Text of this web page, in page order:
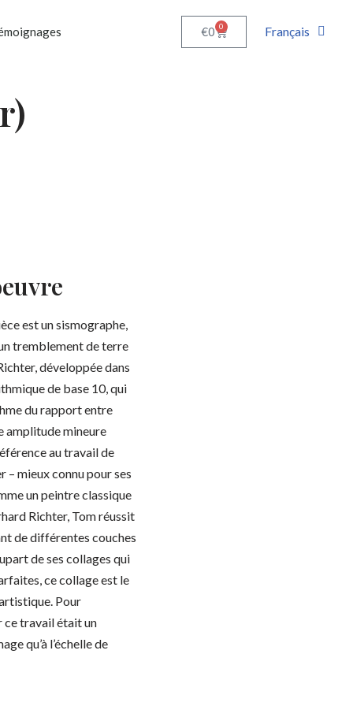
€0 0 Français
est un sismographe,
tremblement de terre
développée dans
de base 10, qui
du rapport entre
amplitude mineure
au travail de
– mieux connu pour ses
un peintre classique
Richter, Tom réussit
de différentes couches
de ses collages qui
ce collage est le
Pour
ce travail était un
qu’à l’échelle de